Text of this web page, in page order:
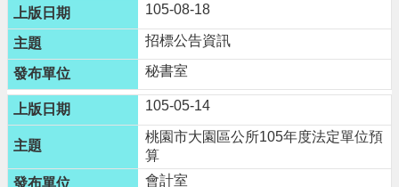
隱
私
權
政
策
政
府
網
105-08-18
招標公告資訊
秘書室
105-05-14
桃園市大園區公所105年度法定單位預
算
會計室